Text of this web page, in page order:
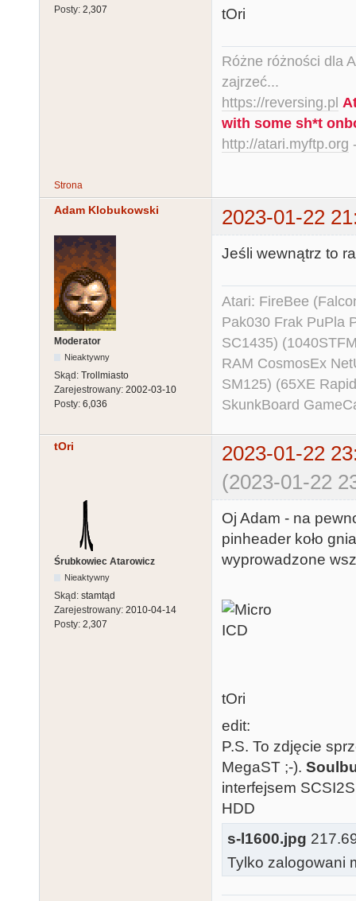
Posty: 2,307 tOri
Różne różności dla
zajrzeć...
https://reversing.pl
with some sh*t
http://atari.myftp.org
Strona
Adam Klobukowski 2023-01-22
Moderator
Nieaktywny
Skąd: Trollmiasto
Zarejestrowany: 2002-03-10
Posty: 6,036
Jeśli wewnątrz to
Atari: FireBee
Pak030 Frak PuPla
SC1435)
RAM CosmosEx
SM125) (65XE
SkunkBoard
tOri
2023-01-22
(2023-01-22
Śrubkowiec Atarowicz
Nieaktywny
Skąd: stamtąd
Zarejestrowany: 2010-04-14
Posty: 2,307
Oj Adam - na
pinheader koło
wyprowadzone
tOri
edit:
P.S. To zdjęcie
MegaST ;-).
interfejsem
HDD
s-l1600.jpg
Tylko zalogowani